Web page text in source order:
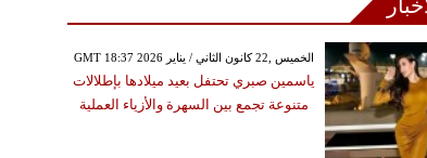
GMT 18:37 2026 الخميس ,22 كانون الثاني / يناير
ياسمين صبري تحتفل بعيد ميلادها بإطلالات
متنوعة تجمع بين السهرة والأزياء العملية